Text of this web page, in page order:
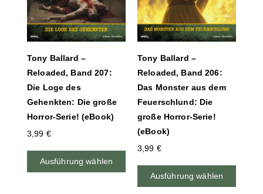
Tony Ballard –
Reloaded, Band 207:
Die Loge des
Gehenkten: Die große
Horror-Serie! (eBook)
3,99 €
Ausführung wählen
Tony Ballard –
Reloaded, Band 206:
Das Monster aus dem
Feuerschlund: Die
große Horror-Serie!
(eBook)
3,99 €
Ausführung wählen